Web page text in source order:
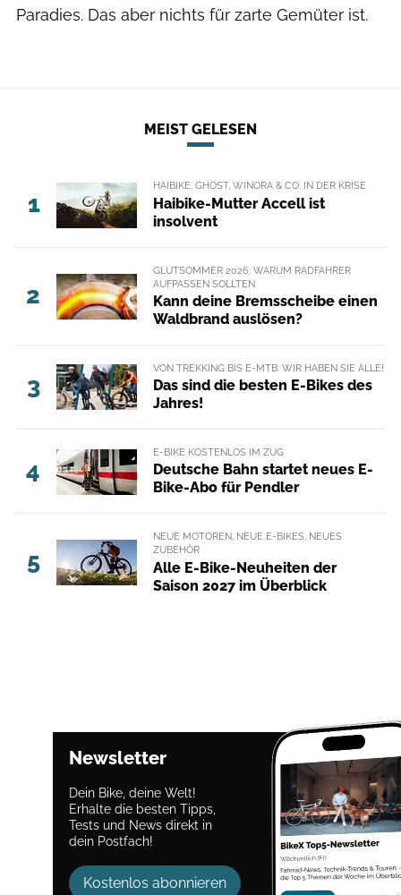
Paradies. Das aber nichts für zarte Gemüter ist.
MEIST GELESEN
1
HAIBIKE, GHOST, WINORA & CO. IN DER KRISE
Haibike-Mutter Accell ist
insolvent
2
GLUTSOMMER 2026: WARUM RADFAHRER
AUFPASSEN SOLLTEN
Kann deine Bremsscheibe einen
Waldbrand auslösen?
3
VON TREKKING BIS E-MTB: WIR HABEN SIE ALLE!
Das sind die besten E-Bikes des
Jahres!
4
E-BIKE KOSTENLOS IM ZUG
Deutsche Bahn startet neues E-
Bike-Abo für Pendler
5
NEUE MOTOREN, NEUE E-BIKES, NEUES
ZUBEHÖR
Alle E-Bike-Neuheiten der
Saison 2027 im Überblick
Newsletter
Dein Bike, deine Welt!
Erhalte die besten Tipps,
Tests und News direkt in
dein Postfach!
Kostenlos abonnieren